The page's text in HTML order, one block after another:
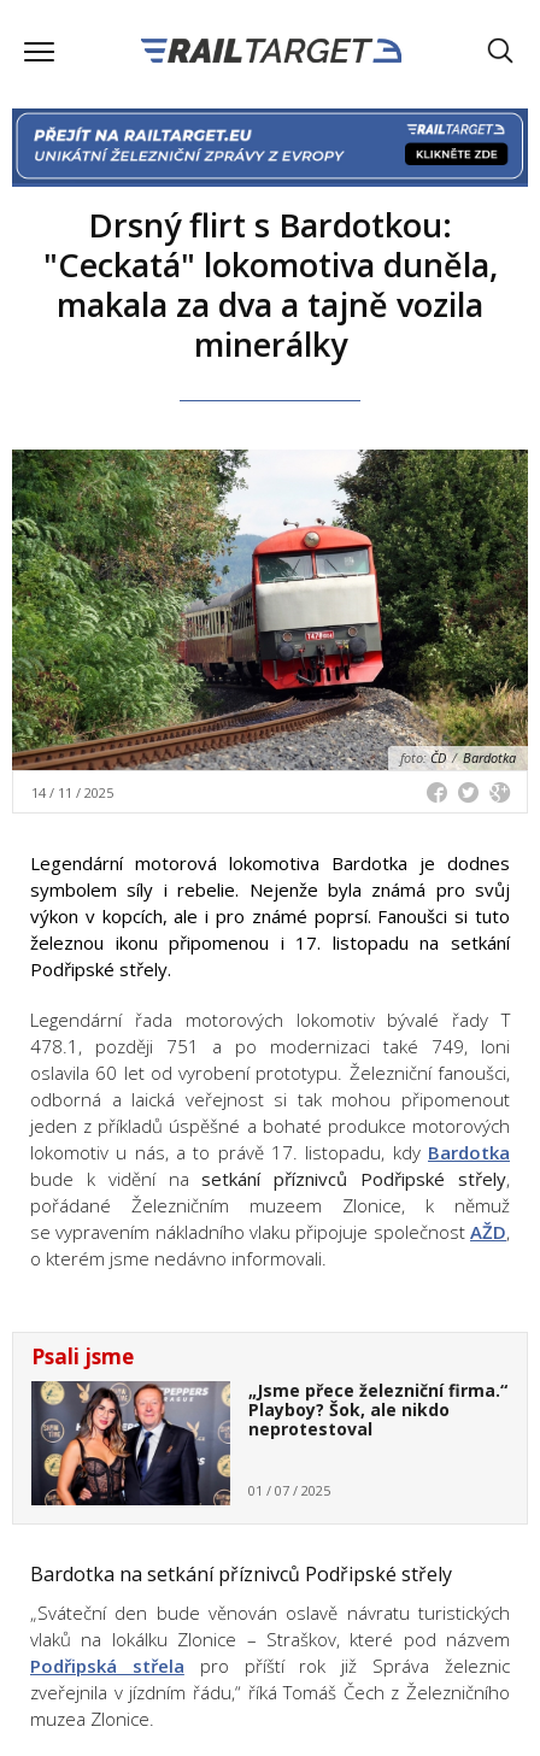
Drsný flirt s Bardotkou:
"Ceckatá" lokomotiva duněla,
makala za dva a tajně vozila
minerálky
foto:ČD / Bardotka
14 / 11 / 2025
Legendární motorová lokomotiva Bardotka je dodnes
symbolem síly i rebelie. Nejenže byla známá pro svůj
výkon v kopcích, ale i pro známé poprsí. Fanoušci si tuto
železnou ikonu připomenou i 17. listopadu na setkání
Podřipské střely.
Legendární řada motorových lokomotiv bývalé řady T
478.1, později 751 a po modernizaci také 749, loni
oslavila 60 let od vyrobení prototypu. Železniční fanoušci,
odborná a laická veřejnost si tak mohou připomenout
jeden z příkladů úspěšné a bohaté produkce motorových
lokomotiv u nás, a to právě 17. listopadu, kdy Bardotka
bude k vidění na setkání příznivců Podřipské střely,
pořádané Železničním muzeem Zlonice, k němuž
se vypravením nákladního vlaku připojuje společnost AŽD,
o kterém jsme nedávno informovali.
Psali jsme
„Jsme přece železniční firma.“
Playboy? Šok, ale nikdo
neprotestoval
01 / 07 / 2025
Bardotka na setkání příznivců Podřipské střely
„Sváteční den bude věnován oslavě návratu turistických
vlaků na lokálku Zlonice – Straškov, které pod názvem
Podřipská střela pro příští rok již Správa železnic
zveřejnila v jízdním řádu,“ říká Tomáš Čech z Železničního
muzea Zlonice.